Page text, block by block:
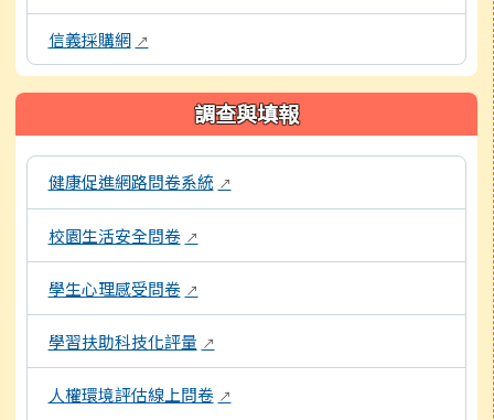
信義採購網 ↗
調查與填報
本區域包含各項線上問卷與評量系統連結，點擊後皆會另開視窗
健康促進網路問卷系統 ↗
校園生活安全問卷 ↗
學生心理感受問卷 ↗
學習扶助科技化評量 ↗
人權環境評估線上問卷 ↗